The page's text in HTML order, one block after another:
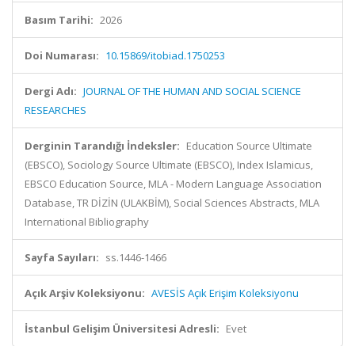
Basım Tarihi: 2026
Doi Numarası: 10.15869/itobiad.1750253
Dergi Adı: JOURNAL OF THE HUMAN AND SOCIAL SCIENCE
RESEARCHES
Derginin Tarandığı İndeksler: Education Source Ultimate
(EBSCO), Sociology Source Ultimate (EBSCO), Index Islamicus,
EBSCO Education Source, MLA - Modern Language Association
Database, TR DİZİN (ULAKBİM), Social Sciences Abstracts, MLA
International Bibliography
Sayfa Sayıları: ss.1446-1466
Açık Arşiv Koleksiyonu: AVESİS Açık Erişim Koleksiyonu
İstanbul Gelişim Üniversitesi Adresli: Evet